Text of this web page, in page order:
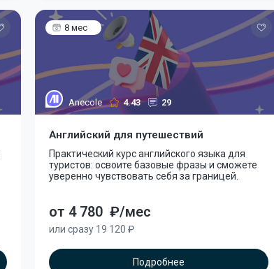
8 мес
Anecole 4.43 29
Английский для путешествий
Практический курс английского языка для
туристов: освоите базовые фразы и сможете
уверенно чувствовать себя за границей.
от 4 780 ₽/мес
или сразу 19 120 ₽
Подробнее